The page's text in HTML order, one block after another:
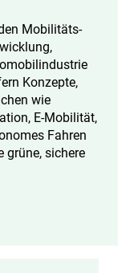
Mobilitäts-
Konzepte,
wie
E-Mobilität,
Fahren
grüne, sichere